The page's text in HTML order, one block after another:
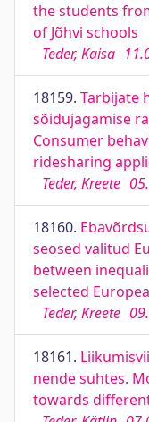
the students
of Jõhvi schools
Teder, Kaisa
18159. Tarbijate
sõidujagamise
Consumer
ridesharing
Teder, Kreete
18160.
seosed valitud
between
selected
Teder, Kreete
18161.
nende suhtes.
towards